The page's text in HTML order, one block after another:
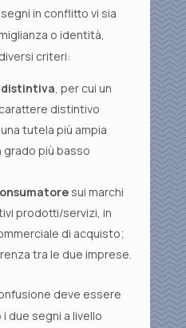
in conflitto vi sia
o identità,
criteri:
, per cui un
distintivo
tutela più ampia
più basso
sui marchi
prodotti/servizi, in
di acquisto;
tra le due imprese.
deve essere
due segni a livello